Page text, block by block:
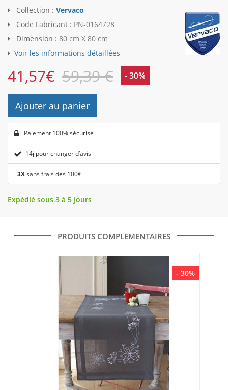
Collection : Vervaco
Code Fabricant : PN-0164728
Dimension : 80 cm X 80 cm
Voir les informations détaillées
41,57€ 59,39 € - 30%
Ajouter au panier
Paiement 100% sécurisé
14j pour changer d’avis
3Xsans frais dès 100€
Expédié sous 3 à 5 Jours
PRODUITS COMPLEMENTAIRES
- 30%